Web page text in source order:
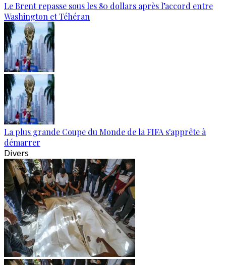
Le Brent repasse sous les 80 dollars après l’accord entre
Washington et Téhéran
La plus grande Coupe du Monde de la FIFA s'apprête à
démarrer
Divers